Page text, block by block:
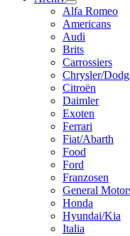
Menü
öffnen
Alfa Romeo
Americans
Audi
Brits
Carrossiers
Chrysler/
Citroën
Daimler
Exoten
Ferrari
Fiat/Abarth
Food
Ford
Franzosen
General
Honda
Hyundai/Kia
Italia